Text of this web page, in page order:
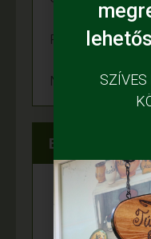
Felgyulladt a
Napelem került
SZÍVES